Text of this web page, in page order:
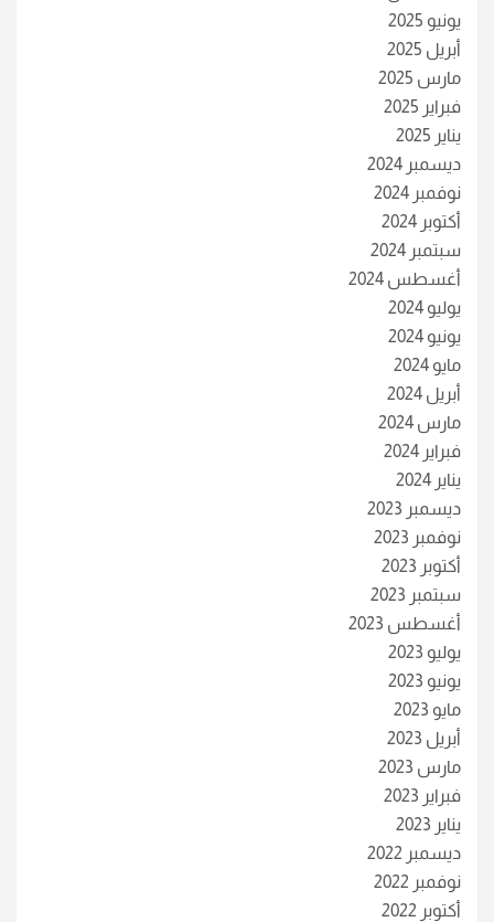
يونيو 2025
أبريل 2025
مارس 2025
فبراير 2025
يناير 2025
ديسمبر 2024
نوفمبر 2024
أكتوبر 2024
سبتمبر 2024
أغسطس 2024
يوليو 2024
يونيو 2024
مايو 2024
أبريل 2024
مارس 2024
فبراير 2024
يناير 2024
ديسمبر 2023
نوفمبر 2023
أكتوبر 2023
سبتمبر 2023
أغسطس 2023
يوليو 2023
يونيو 2023
مايو 2023
أبريل 2023
مارس 2023
فبراير 2023
يناير 2023
ديسمبر 2022
نوفمبر 2022
أكتوبر 2022